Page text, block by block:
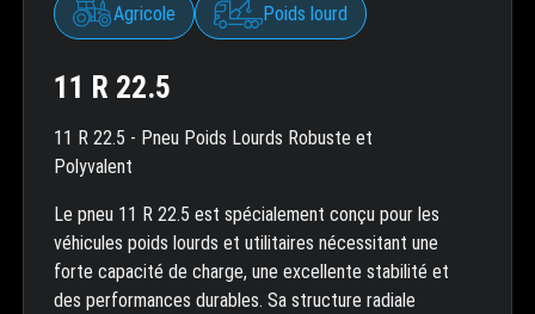
Agricole Poids lourd
11 R 22.5
11 R 22.5 - Pneu Poids Lourds Robuste et
Polyvalent
Le pneu 11 R 22.5 est spécialement conçu pour les
véhicules poids lourds et utilitaires nécessitant une
forte capacité de charge, une excellente stabilité et
des performances durables. Sa structure radiale